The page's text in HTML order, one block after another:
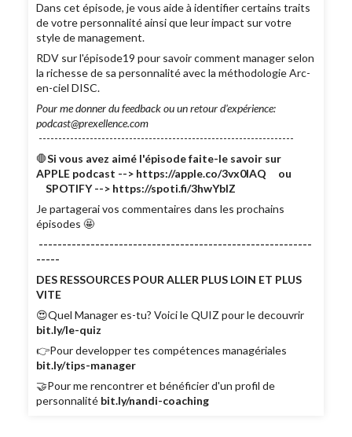
Dans cet épisode, je vous aide à identifier certains traits
de votre personnalité ainsi que leur impact sur votre
style de management.
RDV sur l'épisode19 pour savoir comment manager selon
la richesse de sa personnalité avec la méthodologie Arc-
en-ciel DISC.
Pour me donner du feedback ou un retour d'expérience:
podcast@prexellence.com
-----------------------------------------------------------------
🛑Si vous avez aimé l'épisode faite-le savoir sur
APPLE podcast --> https://apple.co/3vx0lAQ ou
SPOTIFY --> https://spoti.fi/3hwYbIZ
Je partagerai vos commentaires dans les prochains
épisodes 🤩
----------------------------------------------------------
-----
DES RESSOURCES POUR ALLER PLUS LOIN ET PLUS
VITE
😍Quel Manager es-tu? Voici le QUIZ pour le decouvrir
bit.ly/le-quiz
👉Pour developper tes compétences managériales
bit.ly/tips-manager
🤝Pour me rencontrer et bénéficier d'un profil de
personnalité bit.ly/nandi-coaching